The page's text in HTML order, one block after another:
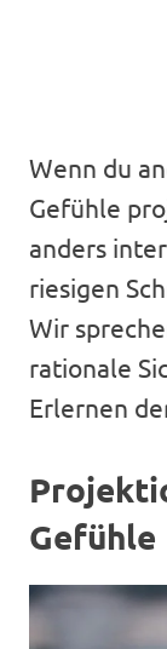
Wenn du
Gefühle
anders
riesigen
Wir
rationale
Erlernen
Gefühle